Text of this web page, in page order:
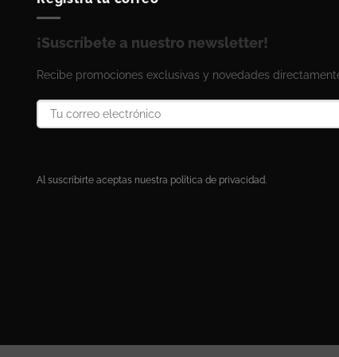
¡Suscríbete a nuestro newsletter!
Recibe promociones exclusivas y novedades
Al suscribirte aceptas nuestra política de privacidad.